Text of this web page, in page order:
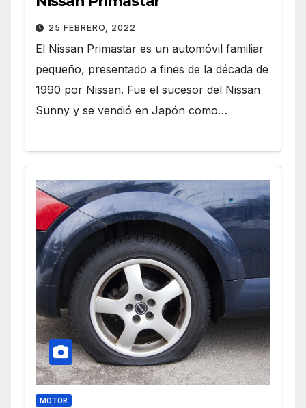
25 FEBRERO, 2022
El Nissan Primastar es un automóvil familiar
pequeño, presentado a fines de la década de
1990 por Nissan. Fue el sucesor del Nissan
Sunny y se vendió en Japón como…
MOTOR